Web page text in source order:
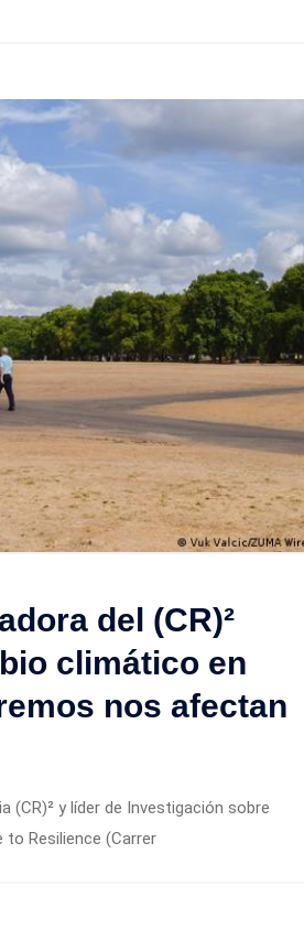
del (CR)²
climático en
nos afectan
(CR)² y líder de Investigación sobre
to Resilience (Carrer